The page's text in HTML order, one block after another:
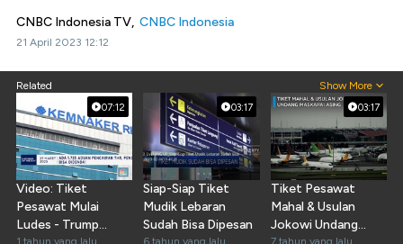
CNBC Indonesia TV, CNBC Indonesia
21 April 2023 12:12
Related Show More
07:12
Video: Tiket
Pesawat Mulai
Ludes - Trump
1 tahun yang lalu
03:17
Siap-Siap Tiket
Mudik Lebaran
Sudah Bisa Dipesan
6 tahun yang lalu
03:17
Tiket Pesawat
Mahal & Usulan
Jokowi Undang
7 tahun yang lalu